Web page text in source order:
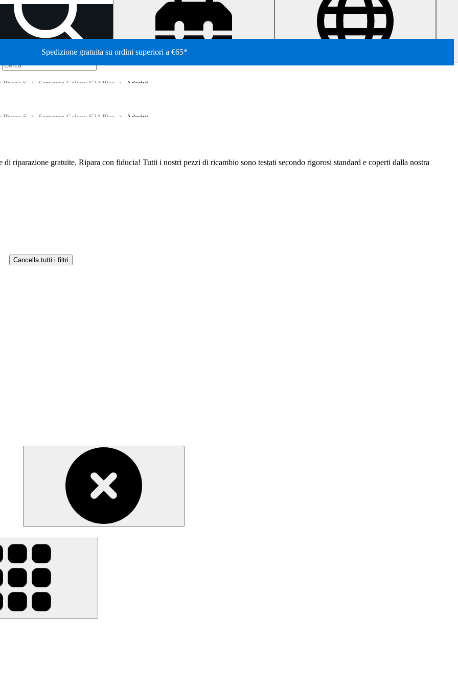
Spedizione gratuita su ordini superiori a €65*
Adesivi
Samsung Galaxy S24 Plus
Phone S
Adesivi
Samsung Galaxy S24 Plus
Phone S
riparazione gratuite. Ripara con fiducia! Tutti i nostri pezzi di ricambio sono testati secondo rigorosi standard e coperti dalla nostra
Cancella tutti i filtri